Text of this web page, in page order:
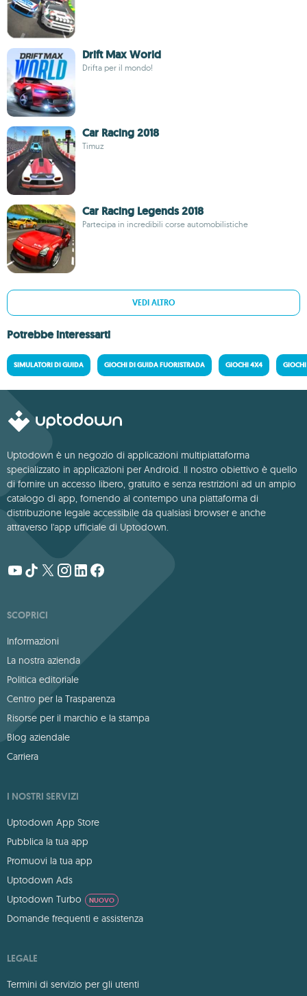
Drift Max World
Drifta per il mondo!
Car Racing 2018
Timuz
Car Racing Legends 2018
Partecipa in incredibili corse automobilistiche
VEDI ALTRO
Potrebbe interessarti
SIMULATORI DI GUIDA GIOCHI DI GUIDA FUORISTRADA GIOCHI 4X4
Uptodown è un negozio di applicazioni multipiattaforma
specializzato in applicazioni per Android. Il nostro obiettivo è quello
di fornire un accesso libero, gratuito e senza restrizioni ad un ampio
catalogo di app, fornendo al contempo una piattaforma di
distribuzione legale accessibile da qualsiasi browser e anche
attraverso l'app ufficiale di Uptodown.
SCOPRICI
Informazioni
La nostra azienda
Politica editoriale
Centro per la Trasparenza
Risorse per il marchio e la stampa
Blog aziendale
Carriera
I NOSTRI SERVIZI
Uptodown App Store
Pubblica la tua app
Promuovi la tua app
Uptodown Ads
Uptodown Turbo
NUOVO
Domande frequenti e assistenza
LEGALE
Termini di servizio per gli utenti